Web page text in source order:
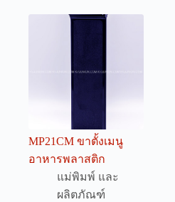
MP21CM ขาตั้งเมนู
อาหารพลาสติก
แม่พิมพ์ และ
ผลิตภัณฑ์